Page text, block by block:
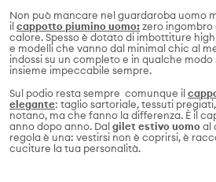
Non può mancare nel guardaroba uomo
ilcappotto piumino uomo:zero ingombro
calore. Spesso è dotato di imbottiture
e modelli che vanno dal minimal chic al
indossi su un completo e in qualche
insieme impeccabile sempre.
Sul podio resta sempre comunque il
elegante: taglio sartoriale, tessuti
notano, ma che fanno la differenza. È il
anno dopo anno. Dalgilet estivo uomoal
regola è una: vestirsi non è coprirsi, è
cuciture la tua personalità.